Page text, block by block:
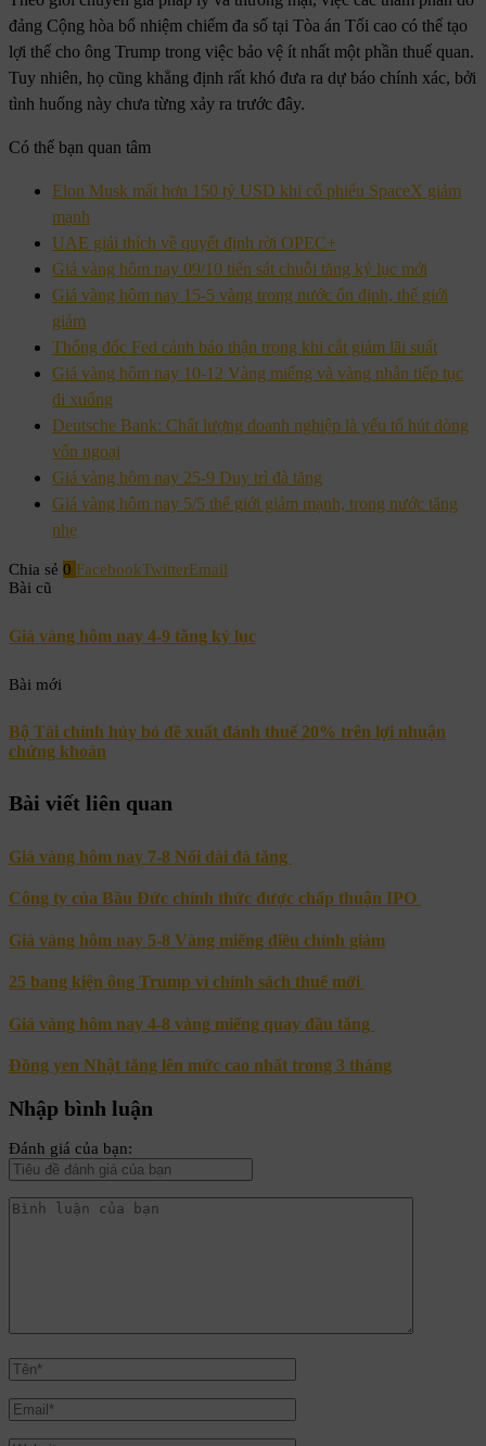
đảng Cộng hòa bổ nhiệm chiếm đa số tại Tòa án Tối cao có thể tạo
lợi thế cho ông Trump trong việc bảo vệ ít nhất một phần thuế quan.
Tuy nhiên, họ cũng khẳng định rất khó đưa ra dự báo chính xác, bởi
tình huống này chưa từng xảy ra trước đây.
Có thể bạn quan tâm
Elon Musk mất hơn 150 tỷ USD khi cổ phiếu SpaceX giảm
mạnh
UAE giải thích về quyết định rời OPEC+
Giá vàng hôm nay 09/10 tiến sát chuỗi tăng kỷ lục mới
Giá vàng hôm nay 15-5 vàng trong nước ổn định, thế giới
giảm
Thống đốc Fed cảnh báo thận trọng khi cắt giảm lãi suất
Giá vàng hôm nay 10-12 Vàng miếng và vàng nhẫn tiếp tục
đi xuống
Deutsche Bank: Chất lượng doanh nghiệp là yếu tố hút dòng
vốn ngoại
Giá vàng hôm nay 25-9 Duy trì đà tăng
Giá vàng hôm nay 5/5 thế giới giảm mạnh, trong nước tăng
nhẹ
Chia sẻ 0 FacebookTwitterEmail
Bài cũ
Giá vàng hôm nay 4-9 tăng kỷ lục
Bài mới
Bộ Tài chính hủy bỏ đề xuất đánh thuế 20% trên lợi nhuận
chứng khoán
Bài viết liên quan
Giá vàng hôm nay 7-8 Nối dài đà tăng
Công ty của Bầu Đức chính thức được chấp thuận IPO
Giá vàng hôm nay 5-8 Vàng miếng điều chỉnh giảm
25 bang kiện ông Trump vì chính sách thuế mới
Giá vàng hôm nay 4-8 vàng miếng quay đầu tăng
Đồng yen Nhật tăng lên mức cao nhất trong 3 tháng
Nhập bình luận
Đánh giá của bạn: